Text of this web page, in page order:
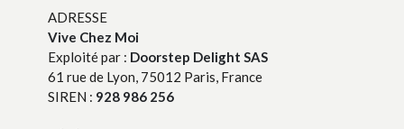
ADRESSE
Vive Chez Moi
Exploité par : Doorstep Delight SAS
61 rue de Lyon, 75012 Paris, France
SIREN : 928 986 256